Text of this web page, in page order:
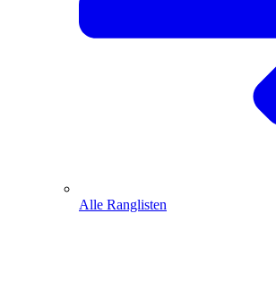
Alle Ranglisten